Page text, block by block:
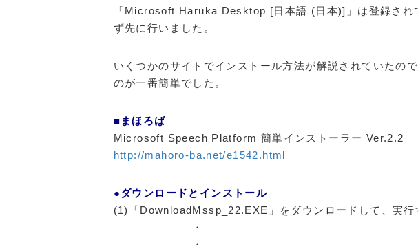
「Microsoft Haruka Desktop [日本語 (日本)]」は登録され
ず先に行いました。
いくつかのサイトでインストール方法が解説されていたの
のが一番簡単でした。
■まほろば
Microsoft Speech Platform 簡単インストーラー Ver.2.2
http://mahoro-ba.net/e1542.html
●ダウンロードとインストール
(1)「DownloadMssp_22.EXE」をダウンロードして、実行
・
・